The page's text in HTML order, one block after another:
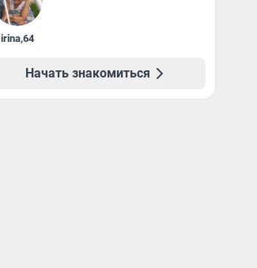
irina,64
Начать знакомиться